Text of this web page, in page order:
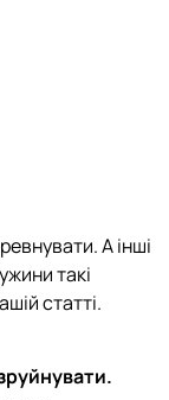
А інші
такі
статті.